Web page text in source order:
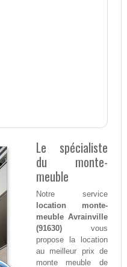
Le spécialiste
du monte-
meuble
Notre service
location monte-
meuble Avrainville
(91630)vous
propose la location
au meilleur prix de
monte meuble de